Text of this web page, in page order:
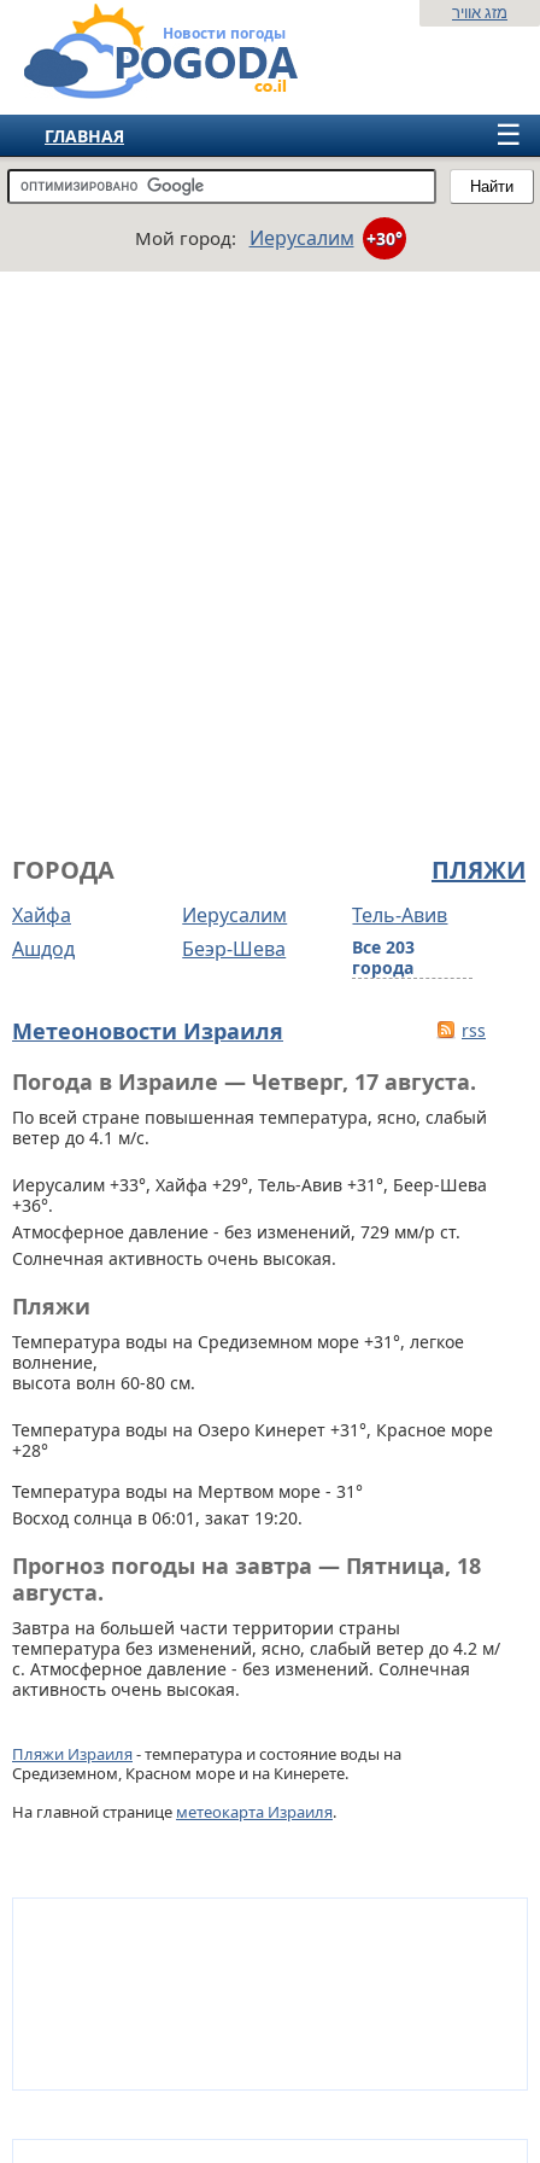
Новости погоды
Найти
מזג אוויר
☰
ГЛАВНАЯ
ИЗРАИЛЬ
ЕВРОПА
Мой город: Иерусалим +30°
ПЛЯЖИ
ГОРОДА
Хайфа Иерусалим
Тель-Авив
Ашдод
Беэр-Шева
Все 203
города
Метеоновости Израиля rss
Погода в Израиле — Четверг, 17 августа.
По всей стране повышенная температура, ясно, слабый
ветер до 4.1 м/с.
Иерусалим +33°, Хайфа +29°, Тель-Авив +31°, Беер-Шева
+36°.
Атмосферное давление - без изменений, 729 мм/р ст.
Солнечная активность очень высокая.
Пляжи
Температура воды на Средиземном море +31°, легкое
волнение,
высота волн 60-80 см.
Температура воды на Озеро Кинерет +31°, Красное море
+28°
Температура воды на Мертвом море - 31°
Восход солнца в 06:01, закат 19:20.
Прогноз погоды на завтра — Пятница, 18
августа.
Завтра на большей части территории страны
температура без изменений, ясно, слабый ветер до 4.2 м/
с. Атмосферное давление - без изменений. Солнечная
активность очень высокая.
Пляжи Израиля- температура и состояние воды на
Средиземном, Красном море и на Кинерете.
На главной странице метеокарта Израиля.